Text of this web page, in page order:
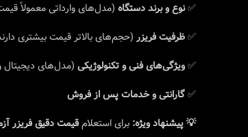
✅نوع و برند دستگاه (مدل‌های وارداتی معمولاً
✅ظرفیت فریزر (حجم‌های بالاتر قیمت بیشتری
✅ویژگی‌های فنی و تکنولوژیکی (مدل‌های دیجیتال
✅گارانتی و خدمات پس از فروش
💡 پیشنهاد ویژه: برای استعلامقیمت دقیق فریزر